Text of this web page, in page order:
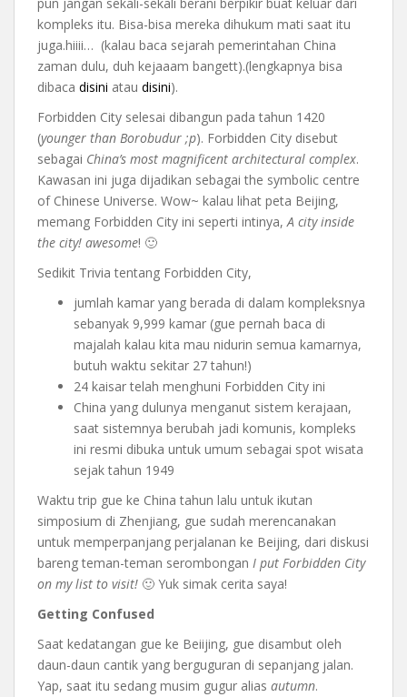
kompleks itu. Bisa-bisa mereka dihukum mati saat itu
juga.hiiii… (kalau baca sejarah pemerintahan China
zaman dulu, duh kejaaam bangett).(lengkapnya bisa
dibaca disini atau disini).
Forbidden City selesai dibangun pada tahun 1420
(younger than Borobudur ;p). Forbidden City disebut
sebagai China’s most magnificent architectural complex.
Kawasan ini juga dijadikan sebagai the symbolic centre
of Chinese Universe. Wow~ kalau lihat peta Beijing,
memang Forbidden City ini seperti intinya,A city inside
the city! awesome! 🙂
Sedikit Trivia tentang Forbidden City,
jumlah kamar yang berada di dalam kompleksnya
sebanyak 9,999 kamar (gue pernah baca di
majalah kalau kita mau nidurin semua kamarnya,
butuh waktu sekitar 27 tahun!)
24 kaisar telah menghuni Forbidden City ini
China yang dulunya menganut sistem kerajaan,
saat sistemnya berubah jadi komunis, kompleks
ini resmi dibuka untuk umum sebagai spot wisata
sejak tahun 1949
Waktu trip gue ke China tahun lalu untuk ikutan
simposium di Zhenjiang, gue sudah merencanakan
untuk memperpanjang perjalanan ke Beijing, dari diskusi
bareng teman-teman serombongan I put Forbidden City
on my list to visit! 🙂 Yuk simak cerita saya!
Getting Confused
Saat kedatangan gue ke Beiijing, gue disambut oleh
daun-daun cantik yang berguguran di sepanjang jalan.
Yap, saat itu sedang musim gugur alias autumn.